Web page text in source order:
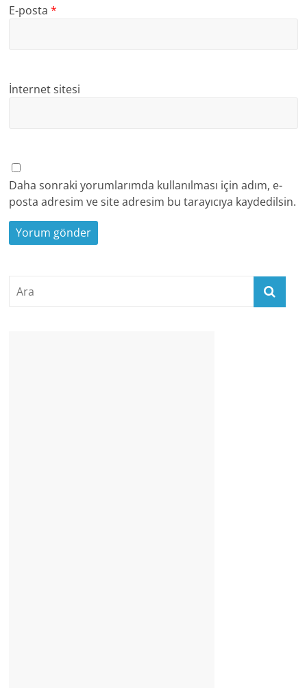
E-posta*
İnternet sitesi
Daha sonraki yorumlarımda kullanılması için adım, e-
posta adresim ve site adresim bu tarayıcıya kaydedilsin.